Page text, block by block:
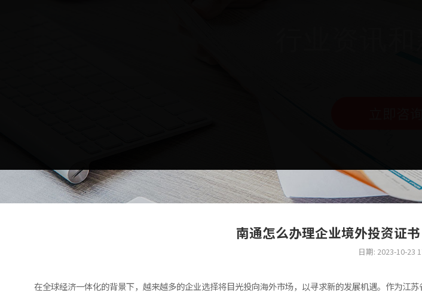
南通怎么办理企业境外投资证
日期: 2023-10-23
在全球经济一体化的背景下，越来越多的企业选择将目光投向海外市场，以寻求新的发展机遇。作为江